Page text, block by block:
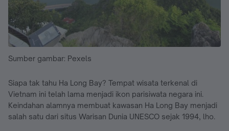
Sumber gambar: Pexels
Siapa tak tahu Ha Long Bay? Tempat wisata terkenal di
Vietnam ini telah lama menjadi ikon parisiwata negara ini.
Keindahan alamnya membuat kawasan Ha Long Bay menjadi
salah satu dari situs Warisan Dunia UNESCO sejak 1994, lho.